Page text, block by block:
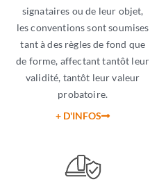
signataires ou de leur objet,
les conventions sont soumises
tant à des règles de fond que
de forme, affectant tantôt leur
validité, tantôt leur valeur
probatoire.
+ D'INFOS